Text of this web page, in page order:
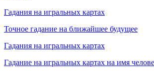
Гадания на игральных картах
Точное гадание на ближайшее будущее
Гадания на игральных картах
Гадание на игральных картах на имя